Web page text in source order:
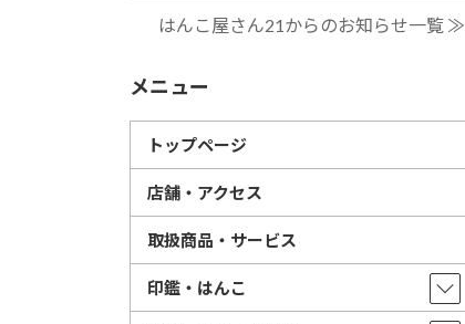
はんこ屋さん21からのお知らせ一覧 ≫
メニュー
トップページ
店舗・アクセス
取扱商品・サービス
印鑑・はんこ